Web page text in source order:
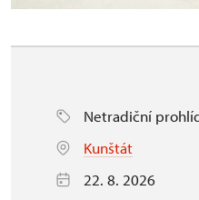
Netradiční
Kunštát
22. 8. 2026